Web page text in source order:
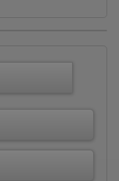
sind folgende:
oder